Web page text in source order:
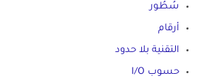
سُطُور
أرقام
التقنية بلا حدود
حسوب I/O